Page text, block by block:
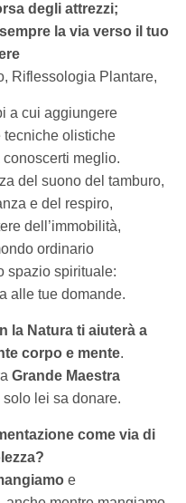
degli attrezzi;
la via verso il tuo
Riflessologia Plantare,
a cui aggiungere
tecniche olistiche
meglio.
del suono del tamburo,
e del respiro,
dell’immobilità,
ordinario
spazio spirituale:
alle tue domande.
la Natura ti aiuterà a
corpo e mente.
Grande Maestra
lei sa donare.
come via di
e